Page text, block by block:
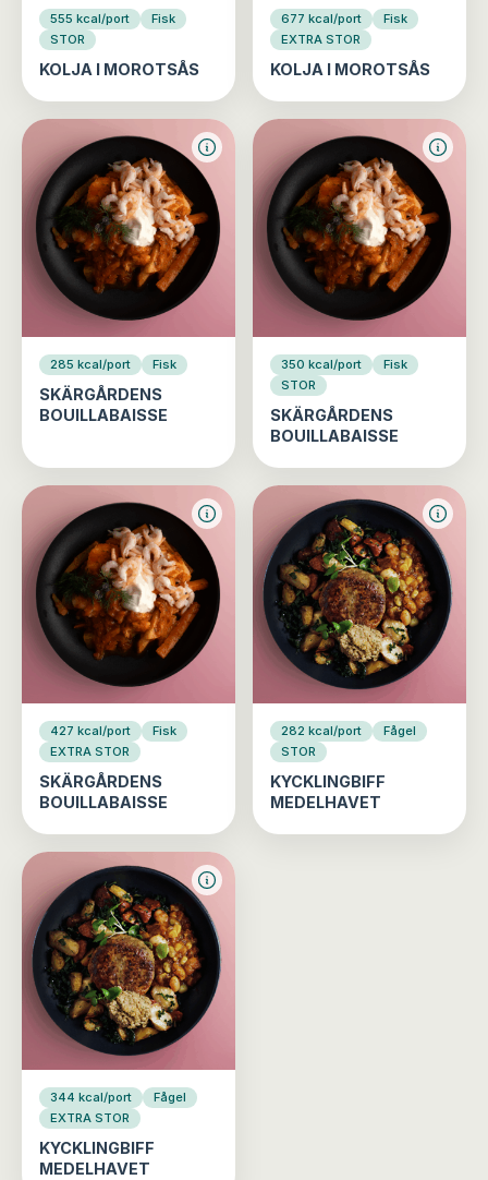
555 kcal/port
Fisk
STOR
KOLJA I MOROTSÅS
677 kcal/port
Fisk
EXTRA STOR
KOLJA I MOROTSÅS
285 kcal/port Fisk
SKÄRGÅRDENS
BOUILLABAISSE
350 kcal/port
Fisk
STOR
SKÄRGÅRDENS
BOUILLABAISSE
427 kcal/port
Fisk
EXTRA STOR
SKÄRGÅRDENS
BOUILLABAISSE
282 kcal/port
Fågel
STOR
KYCKLINGBIFF
MEDELHAVET
344 kcal/port
Fågel
EXTRA STOR
KYCKLINGBIFF
MEDELHAVET